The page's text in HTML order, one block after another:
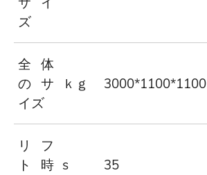
ズ
全体
のサ
イズ
ｋｇ 3000*1100*1100
リフ
ト時 s 35